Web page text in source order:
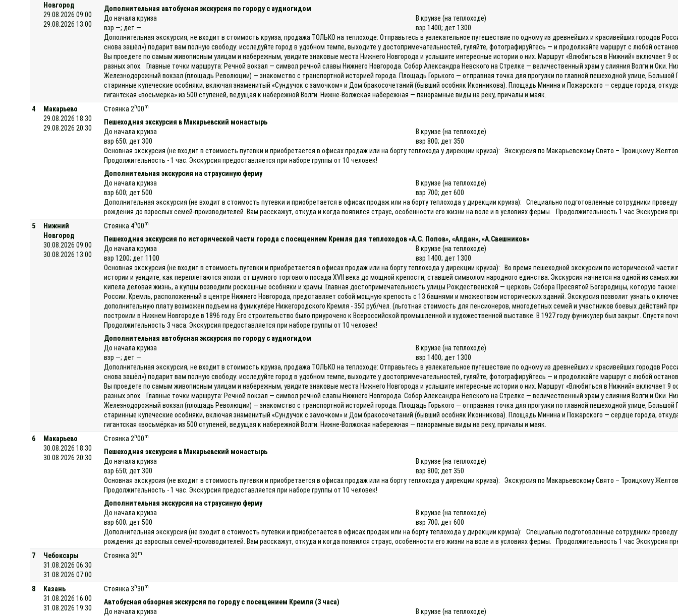
Новгород
29.08.2026 09:00
29.08.2026 13:00
Дополнительная автобусная экскурсия по городу с аудиогидом
До начала круиза
взр —; дет —
В круизе (на теплоходе)
взр 1400; дет 1300
Дополнительная экскурсия, не входит в стоимость круиза, продажа ТОЛЬКО на теплоходе: Отправьтесь в увлекательное путешествие по одному из древнейших и красивейших городов
снова зашёл») подарит вам полную свободу: исследуйте город в удобном темпе, выходите у достопримечательностей, гуляйте, фотографируйтесь — и продолжайте маршрут с любой
Вы проедете по самым живописным улицам и набережным, увидите знаковые места Нижнего Новгорода и услышите интересные истории о них. Маршрут «Влюбиться в Нижний» включает
разных эпох. Главные точки маршрута: Речной вокзал — символ речной славы Нижнего Новгорода. Собор Александра Невского на Стрелке — величественный храм у слияния Волги и Оки.
Железнодорожный вокзал (площадь Революции) — знакомство с транспортной историей города. Площадь Горького — отправная точка для прогулки по главной пешеходной улице,
старинные купеческие особняки, включая знаменитый «Сундучок с замочком» и Дом бракосочетаний (бывший особняк Иконникова). Площадь Минина и Пожарского — сердце города,
гигантская «восьмёрка» из 500 ступеней, ведущая к набережной Волги. Нижне‑Волжская набережная — панорамные виды на реку, причалы и маяк.
4
Макарьево
29.08.2026 18:30
29.08.2026 20:30
Стоянка 2 h00m
Пешеходная экскурсия в Макарьевский монастырь
До начала круиза
взр 650; дет 300
В круизе (на теплоходе)
взр 800; дет 350
Основная экскурсия (не входит в стоимость путевки и приобретается в офисах продаж или на борту теплохода у дирекции круиза): Экскурсия по Макарьевскому Свято – Троицкому
Продолжительность - 1 час. Экскурсия предоставляется при наборе группы от 10 человек!
Дополнительная экскурсия на страусиную ферму
До начала круиза
взр 600; дет 500
В круизе (на теплоходе)
взр 700; дет 600
Дополнительная экскурсия (не входит в стоимость путевки и приобретается в офисах продаж или на борту теплохода у дирекции круиза): Специально подготовленные сотрудники
рождения до взрослых семей-производителей. Вам расскажут, откуда и когда появился страус, особенности его жизни на воле и в условиях фермы. Продолжительность 1 час Экскурсия
5
Нижний
Новгород
30.08.2026 09:00
30.08.2026 13:00
Стоянка 4h00m
Пешеходная экскурсия по исторической части города с посещением Кремля для теплоходов «А.С. Попов», «Алдан», «А.Свешников»
До начала круиза
взр 1200; дет 1100
В круизе (на теплоходе)
взр 1400; дет 1300
Основная экскурсия (не входит в стоимость путевки и приобретается в офисах продаж или на борту теплохода у дирекции круиза): Во время пешеходной экскурсии по исторической
истории и увидите, как переплетаются эпохи: от шумного торгового посада XVII века до мощной крепости, ставшей символом народного единства. Экскурсия начнется на одной из
кипела деловая жизнь, а купцы возводили роскошные особняки и храмы. Главная достопримечательность улицы Рождественской — церковь Собора Пресвятой Богородицы, которую
России. Кремль, расположенный в центре Нижнего Новгорода, представляет собой мощную крепость с 13 башнями и множеством исторических зданий. Экскурсия позволит узнать о
дополнительную плату возможен подъем на фуникулёре Нижегородского Кремля - 350 руб/чел. (льготная стоимость для пенсионеров, многодетных семей и участников боевых
построили в Нижнем Новгороде в 1896 году. Его строительство было приурочено к Всероссийской промышленной и художественной выставке. В 1927 году фуникулер был закрыт. Спустя
Продолжительность 3 часа. Экскурсия предоставляется при наборе группы от 10 человек!
Дополнительная автобусная экскурсия по городу с аудиогидом
До начала круиза
взр —; дет —
В круизе (на теплоходе)
взр 1400; дет 1300
Дополнительная экскурсия, не входит в стоимость круиза, продажа ТОЛЬКО на теплоходе: Отправьтесь в увлекательное путешествие по одному из древнейших и красивейших городов
снова зашёл») подарит вам полную свободу: исследуйте город в удобном темпе, выходите у достопримечательностей, гуляйте, фотографируйтесь — и продолжайте маршрут с любой
Вы проедете по самым живописным улицам и набережным, увидите знаковые места Нижнего Новгорода и услышите интересные истории о них. Маршрут «Влюбиться в Нижний» включает
разных эпох. Главные точки маршрута: Речной вокзал — символ речной славы Нижнего Новгорода. Собор Александра Невского на Стрелке — величественный храм у слияния Волги и Оки.
Железнодорожный вокзал (площадь Революции) — знакомство с транспортной историей города. Площадь Горького — отправная точка для прогулки по главной пешеходной улице,
старинные купеческие особняки, включая знаменитый «Сундучок с замочком» и Дом бракосочетаний (бывший особняк Иконникова). Площадь Минина и Пожарского — сердце города,
гигантская «восьмёрка» из 500 ступеней, ведущая к набережной Волги. Нижне‑Волжская набережная — панорамные виды на реку, причалы и маяк.
6
Макарьево
30.08.2026 18:30
30.08.2026 20:30
Стоянка 2 h00m
Пешеходная экскурсия в Макарьевский монастырь
До начала круиза
взр 650; дет 300
В круизе (на теплоходе)
взр 800; дет 350
Основная экскурсия (не входит в стоимость путевки и приобретается в офисах продаж или на борту теплохода у дирекции круиза): Экскурсия по Макарьевскому Свято – Троицкому
Продолжительность - 1 час. Экскурсия предоставляется при наборе группы от 10 человек!
Дополнительная экскурсия на страусиную ферму
До начала круиза
взр 600; дет 500
В круизе (на теплоходе)
взр 700; дет 600
Дополнительная экскурсия (не входит в стоимость путевки и приобретается в офисах продаж или на борту теплохода у дирекции круиза): Специально подготовленные сотрудники
рождения до взрослых семей-производителей. Вам расскажут, откуда и когда появился страус, особенности его жизни на воле и в условиях фермы. Продолжительность 1 час Экскурсия
7
Чебоксары
31.08.2026 06:30
31.08.2026 07:00
Стоянка 30m
8
Казань
31.08.2026 16:00
31.08.2026 19:30
Стоянка 3 h30m
Автобусная обзорная экскурсия по городу с посещением Кремля (3 часа)
До начала круиза
В круизе (на теплоходе)